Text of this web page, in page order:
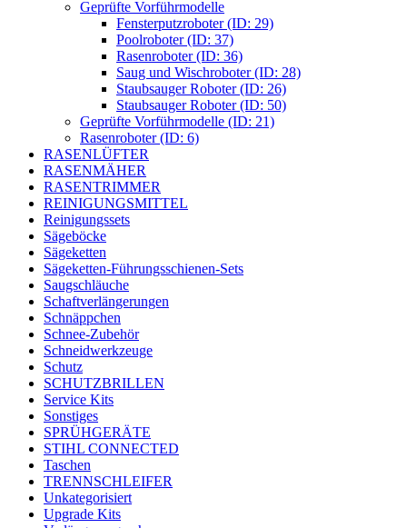
Geprüfte Vorführmodelle
Fensterputzroboter (ID: 29)
Poolroboter (ID: 37)
Rasenroboter (ID: 36)
Saug und Wischroboter (ID: 28)
Staubsauger Roboter (ID: 26)
Staubsauger Roboter (ID: 50)
Geprüfte Vorführmodelle (ID: 21)
Rasenroboter (ID: 6)
RASENLÜFTER
RASENMÄHER
RASENTRIMMER
REINIGUNGSMITTEL
Reinigungssets
Sägeböcke
Sägeketten
Sägeketten-Führungsschienen-Sets
Saugschläuche
Schaftverlängerungen
Schnäppchen
Schnee-Zubehör
Schneidwerkzeuge
Schutz
SCHUTZBRILLEN
Service Kits
Sonstiges
SPRÜHGERÄTE
STIHL CONNECTED
Taschen
TRENNSCHLEIFER
Unkategorisiert
Upgrade Kits